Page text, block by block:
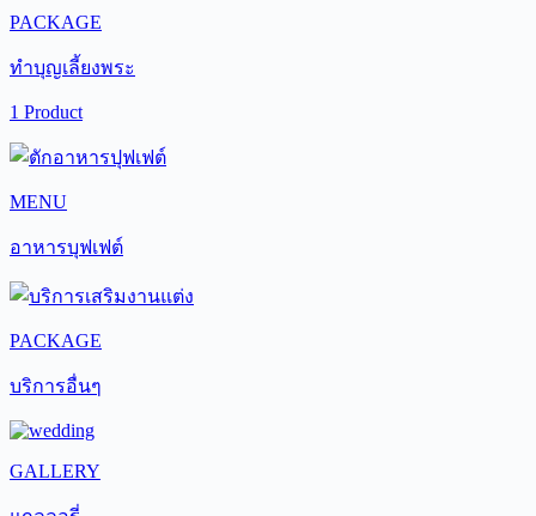
PACKAGE
ทำบุญเลี้ยงพระ
1 Product
MENU
อาหารบุฟเฟต์
PACKAGE
บริการอื่นๆ
GALLERY